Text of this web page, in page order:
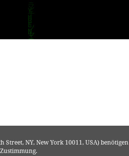
Street, NY, New York 10011, USA) benötigen